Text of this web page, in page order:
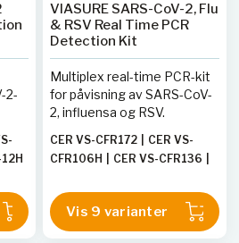
2-
VIASURE SARS-CoV-2, Flu
& RSV Real Time PCR
Detection Kit
Multiplex real-time PCR-kit
for påvisning av SARS-CoV-
2, influensa og RSV.
CER VS-CFR172
CER VS-
CFR106H
CER VS-CFR136
CFR106L|CER VS-CFR112L|
CER VS-CFR196T |CER VS-
CFR113L|CER VS-CFR112H
Vis 9 varianter